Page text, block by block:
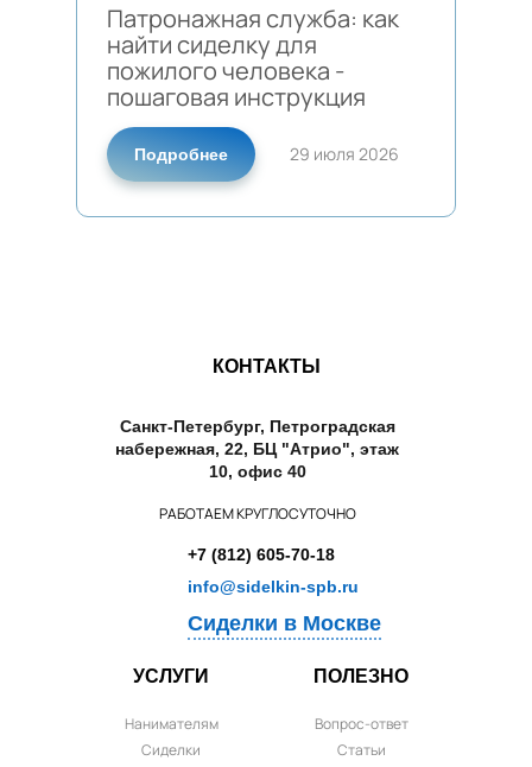
Патронажная служба: как
найти сиделку для
пожилого человека -
пошаговая инструкция
Подробнее 29 июля 2026
КОНТАКТЫ
Санкт-Петербург, Петроградская
набережная, 22, БЦ "Атрио", этаж
10, офис 40
РАБОТАЕМ КРУГЛОСУТОЧНО
+7 (812) 605-70-18
info@sidelkin-spb.ru
Сиделки в Москве
УСЛУГИ
Нанимателям
Сиделки
ПОЛЕЗНО
Вопрос-ответ
Статьи